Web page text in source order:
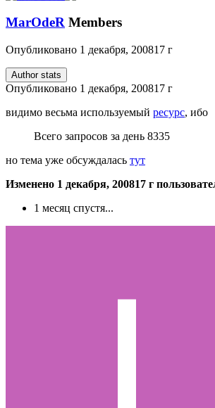
MarOdeR Members
Опубликовано 1 декабря, 200817 г
Author stats
Опубликовано 1 декабря, 200817 г
видимо весьма используемый ресурс, ибо
Всего запросов за день 8335
но тема уже обсуждалась тут
Изменено 1 декабря, 200817 г
1 месяц спустя...